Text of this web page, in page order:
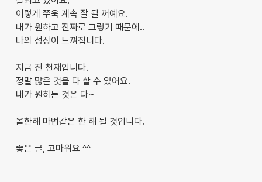
이렇게 쭈욱 계속 잘 될 꺼예요.
내가 원하고 진짜로 그렇기 때문에..
나의 성장이 느껴집니다.
지금 전 천재입니다.
정말 많은 것을 다 할 수 있어요.
내가 원하는 것은 다~
올한해 마법같은 한 해 될 것입니다.
좋은 글, 고마워요 ^^